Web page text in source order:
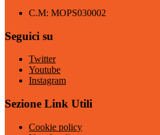
C.M: MOPS030002
Seguici su
Twitter
Youtube
Instagram
Sezione Link Utili
Cookie policy